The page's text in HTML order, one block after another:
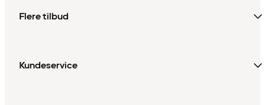
Flere tilbud
Kundeservice